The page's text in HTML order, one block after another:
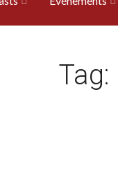
Tag: